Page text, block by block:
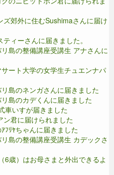
ズ郊外に住むSushimaさんに届け
ィーさんに届きました。
島の整備講座受講生 アナさんに
ート大学の女学生チュエンナパ
島のネンガさんに届きました
島のカデくんに届きました
車いすが届きました
ン君に届けられました
ﾘﾔちゃんに届きました
島の整備講座受講生 カデックさ
歳）はお母さまと外出できるよ